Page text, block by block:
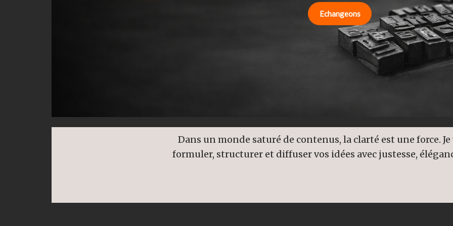
Echangeons
Dans un monde saturé de contenus, la clarté est une force. Je
formuler, structurer et diffuser vos idées avec justesse,